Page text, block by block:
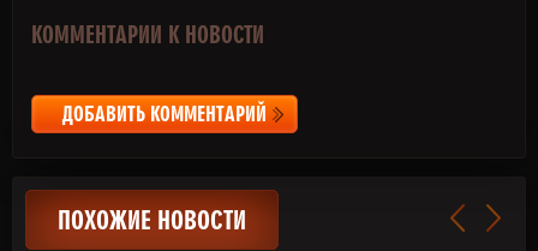
КОММЕНТАРИИ К НОВОСТИ
ДОБАВИТЬ КОММЕНТАРИЙ
ПОХОЖИЕ НОВОСТИ